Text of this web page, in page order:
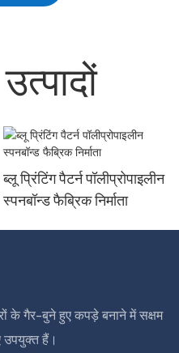
ब्लू प्रिंटिंग पैटर्न पॉलीप्रोपाइलीन
स्पनबॉन्ड फैब्रिक निर्माता
गैर-बुने हुए कपड़े बनाने में सक्षम
हैं।